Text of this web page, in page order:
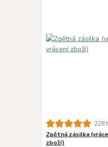
228
Zpětná zásilka
zboží)